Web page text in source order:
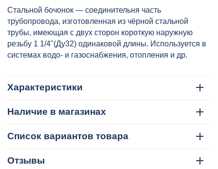
Стальной бочонок — соединительня часть
трубопровода, изготовленная из чёрной стальной
трубы, имеющая с двух сторон короткую наружную
резьбу 1 1/4"(Ду32) одинаковой длины. Используется в
системах водо- и газоснабжения, отопления и др.
Характеристики
Наличие в магазинах
Список вариантов товара
Отзывы